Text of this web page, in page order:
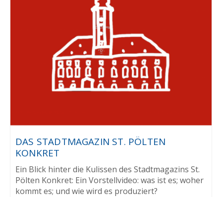
DAS STADTMAGAZIN ST. PÖLTEN
KONKRET
Ein Blick hinter die Kulissen des Stadtmagazins St.
Pölten Konkret: Ein Vorstellvideo: was ist es; woher
kommt es; und wie wird es produziert?